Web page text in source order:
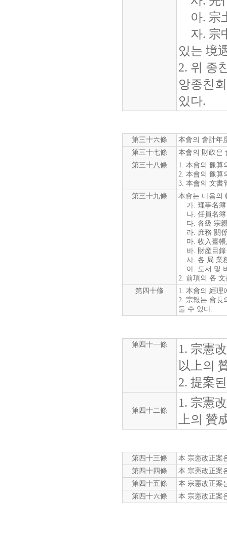
아. 宗
자. 宗
있는 境
2. 위 종
앙종친
있다.
第三十六條
本會의 會計年
第三十七條
本會의 財政은
第三十八條
1. 本會의 豫算
2. 本會의 豫算
3. 本會의 文書
第三十九條
本會는 다음의
가. 理事名簿
나. 任員名簿
다. 各級 宗
라. 庶務 關
마. 收入臺帳,
바. 財産目錄
사. 各 局 業
아. 도서 및
2. 前項의 各
第四十條
1. 本會의 經理
2. 宗報는 會長
둘 수 있다.
第四十一條
1. 宗憲
以上의
2. 提案
第四十二條
1. 宗憲
上의 贊
第四十三條
本 宗憲改正案
第四十四條
本 宗憲改正案
第四十五條
本 宗憲改正案
第四十六條
本 宗憲改正案